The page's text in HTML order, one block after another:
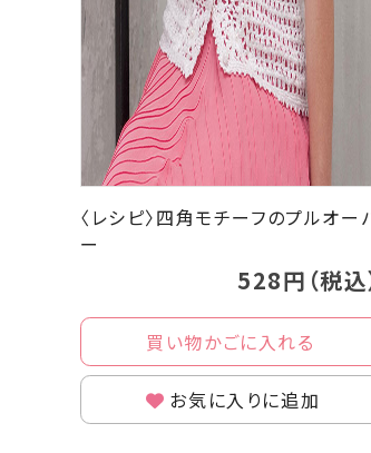
〈レシピ〉四角モチーフのプルオー
ー
528円（税込
買い物かごに入れる
お気に入りに追加